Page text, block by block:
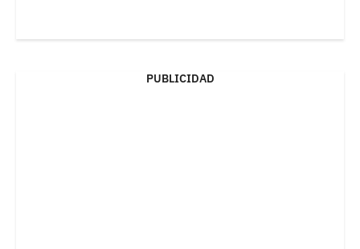
PUBLICIDAD